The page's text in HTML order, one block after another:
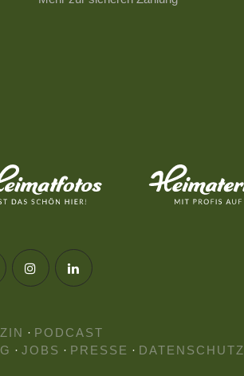
· PODCAST
· JOBS · PRESSE · DATENSCHUTZ